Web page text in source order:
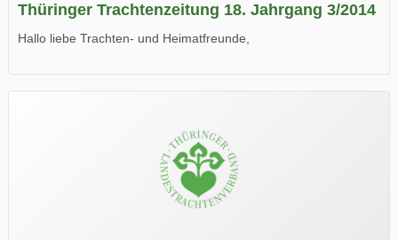
Thüringer Trachtenzeitung 18. Jahrgang 3/2014
Hallo liebe Trachten- und Heimatfreunde,
Wir wünschen Euch viel Spaß beim Lesen.